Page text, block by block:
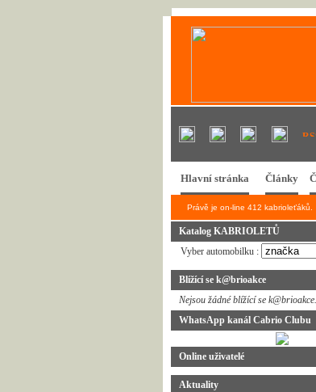
Hlavní stránka Články
Právě je on-line 412 kabrioleťáků.
Katalog KABRIOLETŮ
Vyber automobilku :
Blížící se k@brioakce
Nejsou žádné blížící se k@brioakce.
WhatsApp kanál Cabrio Clubu
Online uživatelé
Aktuality